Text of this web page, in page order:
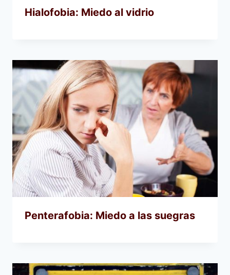
Hialofobia: Miedo al vidrio
Penterafobia: Miedo a las suegras